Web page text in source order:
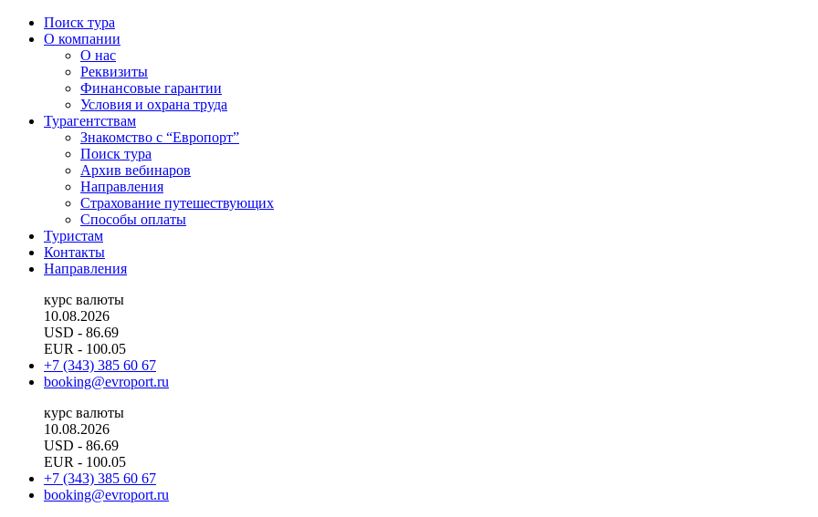
Поиск тура
О компании
О нас
Реквизиты
Финансовые гарантии
Условия и охрана труда
Турагентствам
Знакомство с “Европорт”
Поиск тура
Архив вебинаров
Направления
Страхование путешествующих
Способы оплаты
Туристам
Контакты
Направления
курс валюты
10.08.2026
USD - 86.69
EUR - 100.05
+7 (343) 385 60 67
booking@evroport.ru
курс валюты
10.08.2026
USD - 86.69
EUR - 100.05
+7 (343) 385 60 67
booking@evroport.ru